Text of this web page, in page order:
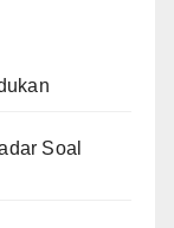
Soal